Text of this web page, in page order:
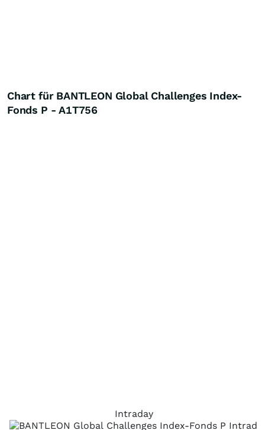
Chart für BANTLEON Global Challenges Index-
Fonds P - A1T756
Intraday